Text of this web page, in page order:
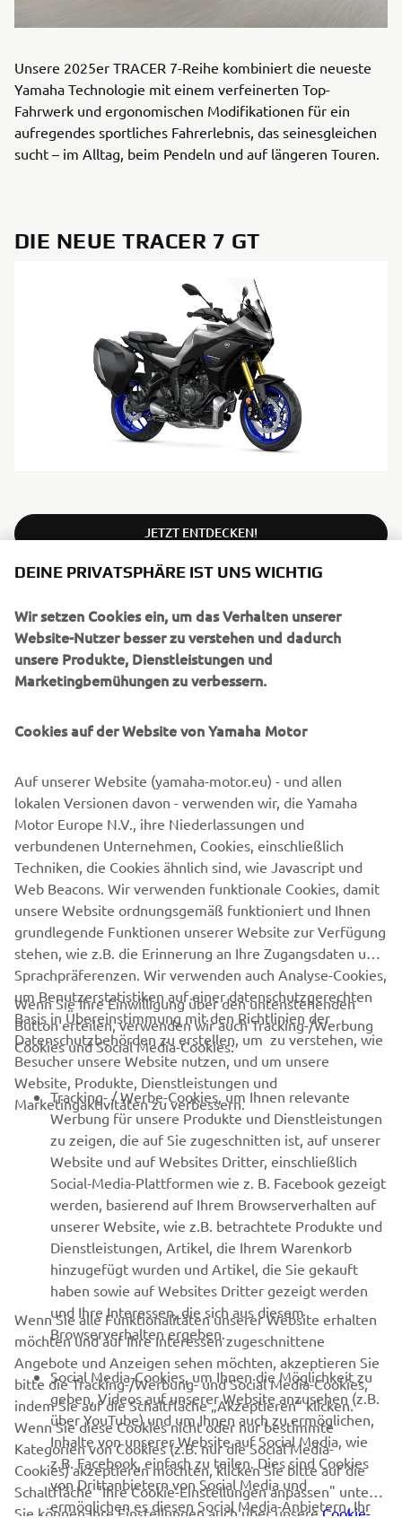
Unsere 2025er TRACER 7-Reihe kombiniert die neueste
Yamaha Technologie mit einem verfeinerten Top-
Fahrwerk und ergonomischen Modifikationen für ein
aufregendes sportliches Fahrerlebnis, das seinesgleichen
sucht – im Alltag, beim Pendeln und auf längeren Touren.
DIE NEUE TRACER 7 GT
JETZT ENTDECKEN!
DIE NEUE TRACER 7
JETZT ENTDECKEN!
UNTERNEHMEN
B2B
MEHR VON YAMAHA
SUPPORT
NEWSLETTER
Erfahre als Erster von den neuesten Angeboten,
Sonderveranstaltungen, Neuerscheinungen und vielem mehr.
ABONNIEREN
Lesen Sie unsere Datenschutzrichtlinie, um zu erfahren, wie wir
Ihre persönlichen Daten verarbeiten:Datenschutzerklärung
Germany (German)
DEINE PRIVATSPHÄRE IST UNS WICHTIG
Wir setzen Cookies ein, um das Verhalten unserer
Website-Nutzer besser zu verstehen und dadurch
unsere Produkte, Dienstleistungen und
Marketingbemühungen zu verbessern.
Cookies auf der Website von Yamaha Motor
Auf unserer Website (yamaha-motor.eu) - und allen
lokalen Versionen davon - verwenden wir, die Yamaha
Motor Europe N.V., ihre Niederlassungen und
verbundenen Unternehmen, Cookies, einschließlich
Techniken, die Cookies ähnlich sind, wie Javascript und
Web Beacons. Wir verwenden funktionale Cookies, damit
unsere Website ordnungsgemäß funktioniert und Ihnen
grundlegende Funktionen unserer Website zur Verfügung
stehen, wie z.B. die Erinnerung an Ihre Zugangsdaten und
Sprachpräferenzen. Wir verwenden auch Analyse-Cookies,
um Benutzerstatistiken auf einer datenschutzgerechten
Basis in Übereinstimmung mit den Richtlinien der
Datenschutzbehörden zu erstellen, um zu verstehen, wie
Besucher unsere Website nutzen, und um unsere
Website, Produkte, Dienstleistungen und
Marketingaktivitäten zu verbessern.
Wenn Sie Ihre Einwilligung über den untenstehenden
Button erteilen, verwenden wir auch Tracking-/Werbung
Cookies und Social Media-Cookies:
Tracking- / Werbe-Cookies, um Ihnen relevante
Werbung für unsere Produkte und Dienstleistungen
zu zeigen, die auf Sie zugeschnitten ist, auf unserer
Website und auf Websites Dritter, einschließlich
Social-Media-Plattformen wie z. B. Facebook gezeigt
werden, basierend auf Ihrem Browserverhalten auf
unserer Website, wie z.B. betrachtete Produkte und
Dienstleistungen, Artikel, die Ihrem Warenkorb
hinzugefügt wurden und Artikel, die Sie gekauft
haben sowie auf Websites Dritter gezeigt werden
und Ihre Interessen, die sich aus diesem
Browserverhalten ergeben.
Social Media-Cookies, um Ihnen die Möglichkeit zu
geben, Videos auf unserer Website anzusehen (z.B.
über YouTube) und um Ihnen auch zu ermöglichen,
Inhalte von unserer Website auf Social Media, wie
z.B. Facebook, einfach zu teilen. Dies sind Cookies
von Drittanbietern von Social Media und
ermöglichen es diesen Social Media-Anbietern, Ihr
Wenn Sie alle Funktionalitäten unserer Website erhalten
möchten und auf Ihre Interessen zugeschnittene
Angebote und Anzeigen sehen möchten, akzeptieren Sie
bitte die Tracking-/Werbung- und Social Media-Cookies,
indem Sie auf die Schaltfläche „Akzeptieren“ klicken.
Wenn Sie diese Cookies nicht oder nur bestimmte
Kategorien von Cookies (z.B. nur die Social Media-
Cookies) akzeptieren möchten, klicken Sie bitte auf die
Schaltfläche "Ihre Cookie-Einstellungen anpassen" unten.
Sie können Ihre Einstellungen auch über unsereCookie-